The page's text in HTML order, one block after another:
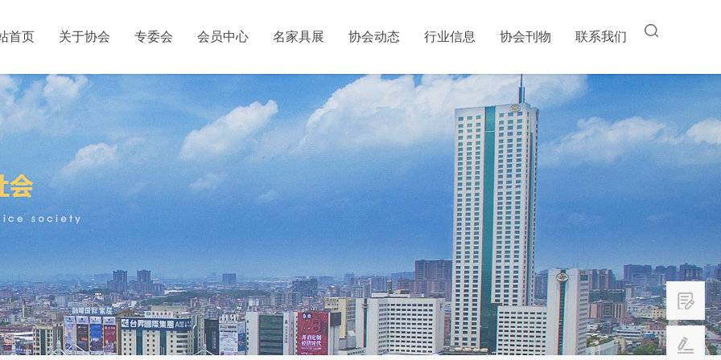
首页 关于协会 专委会 会员中心 名家具展 协会动态 行业信息 协会刊物 联系我们